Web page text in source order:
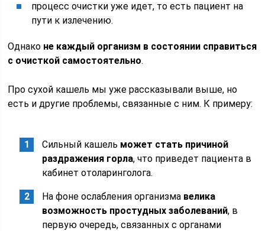
процесс очистки уже идет, то есть пациент на
пути к излечению.
Однако не каждый организм в состоянии справиться
с очисткой самостоятельно.
Про сухой кашель мы уже рассказывали выше, но
есть и другие проблемы, связанные с ним. К примеру:
Сильный кашель может стать причиной
раздражения горла, что приведет пациента в
кабинет отоларинголога.
На фоне ослабления организма велика
возможность простудных заболеваний, в
первую очередь, связанных с органами